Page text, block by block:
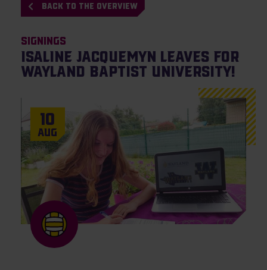
BACK TO THE OVERVIEW
Signings
Isaline Jacquemyn leaves for
Wayland Baptist University!
10
Aug